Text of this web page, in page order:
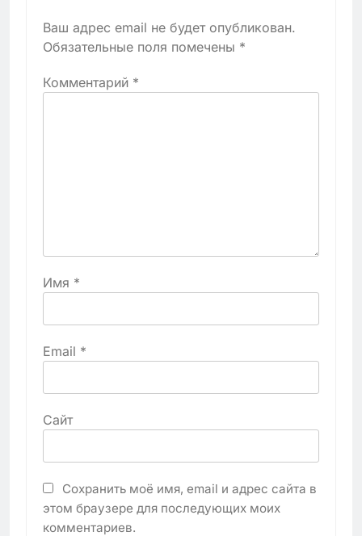
Ваш адрес email не будет опубликован.
Обязательные поля помечены *
Комментарий *
Имя *
Email *
Сайт
Сохранить моё имя, email и адрес сайта в
этом браузере для последующих моих
комментариев.